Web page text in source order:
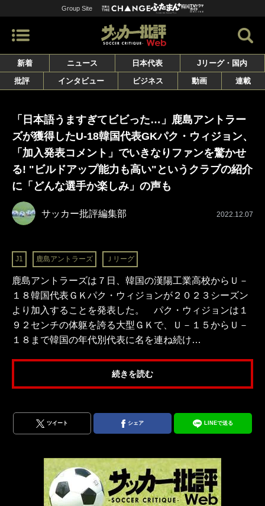
Group Site
新着 ニュース 日本代表
Jリーグ・国内
批評
インタビュー ビジネス 動画 連載
「日本語うますぎてビビった…」鹿島アントラー
ズが獲得したU-18韓国代表GKパク・ウィジョン、
「加入発表コメント」でいきなりファンを驚かせ
る! "ビルドアップ能力も高い"というクラブの紹介
に「どんな選手か楽しみ」の声も
サッカー批評編集部 2022.12.07
J1 鹿島アントラーズ Ｊリーグ
鹿島アントラーズは７日、韓国の漢陽工業高校からＵ－
１８韓国代表ＧＫパク・ウィジョンが２０２３シーズン
より加入することを発表した。 パク・ウィジョンは１
９２センチの体躯を誇る大型ＧＫで、Ｕ－１５からＵ－
１８まで韓国の年代別代表に名を連ね続け…
続きを読む
ツイート シェア LINEで送る